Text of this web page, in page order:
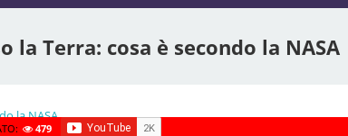
Terra: cosa è secondo la NASA
479